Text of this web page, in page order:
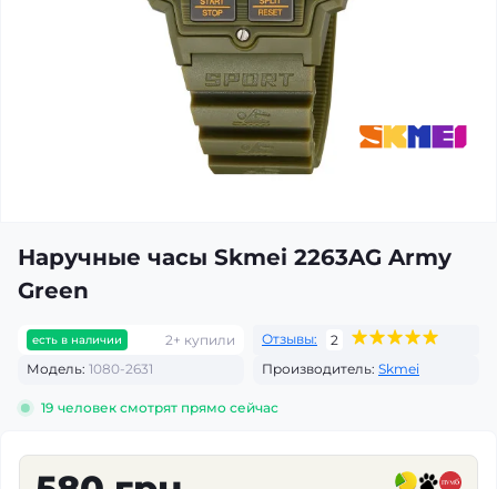
Наручные часы Skmei 2263AG Army
Green
есть в наличии 2+ купили Отзывы:
2
Модель: 1080-2631 Производитель: Skmei
19 человек смотрят прямо сейчас